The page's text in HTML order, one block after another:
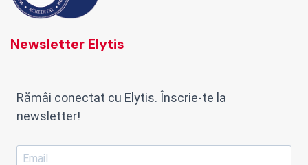
Newsletter Elytis
Rămâi conectat cu Elytis. Înscrie-te la
newsletter!